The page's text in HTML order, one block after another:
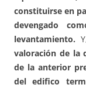
constituirse en
devengado
levantamiento.
valoración de la
de la anterior
del edifico